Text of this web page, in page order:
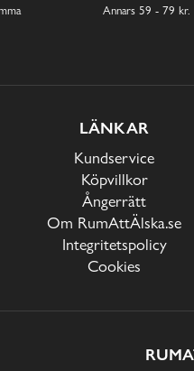
Annars 59 - 79 kr.
LÄNKAR
Kundservice
Köpvillkor
Ångerrätt
Om RumAttÄlska.se
Integritetspolicy
Cookies